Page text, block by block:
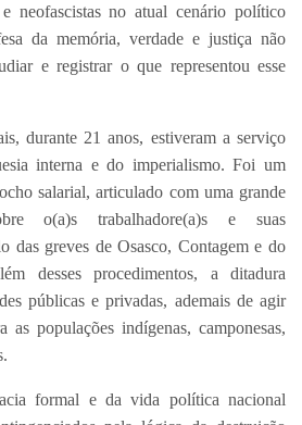
e neofascistas no atual cenário político
da memória, verdade e justiça não
e registrar o que representou esse
durante 21 anos, estiveram a serviço
interna e do imperialismo. Foi um
salarial, articulado com uma grande
o(a)s trabalhadore(a)s e suas
das greves de Osasco, Contagem e do
desses procedimentos, a ditadura
públicas e privadas, ademais de agir
populações indígenas, camponesas,
formal e da vida política nacional